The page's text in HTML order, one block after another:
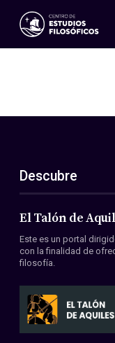
Eventos
ES
EN
Acerca de nosotros
Miembros
Convenios
Descubre
El Talón de
Este es un portal
con la finalidad de
filosofía.